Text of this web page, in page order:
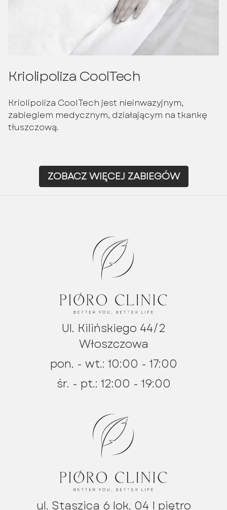
Kriolipoliza CoolTech
Kriolipoliza CoolTech jest nieinwazyjnym,
zabiegiem medycznym, działającym na tkankę
tłuszczową.
ZOBACZ WIĘCEJ ZABIEGÓW
Ul. Kilińskiego 44/2
Włoszczowa
pon. - wt.: 10:00 - 17:00
śr. - pt.: 12:00 - 19:00
ul. Staszica 6 lok. 04 I piętro